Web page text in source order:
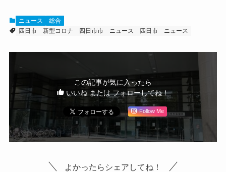
ニュース
総合
四日市
新型コロナ 四日市市 ニュース 四日市 ニュース
この記事が気に入ったら
いいね または フォローしてね！
Follow Me
よかったらシェアしてね！